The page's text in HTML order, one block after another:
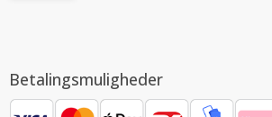
Betalingsmuligheder